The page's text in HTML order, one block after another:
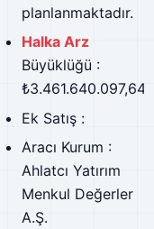
planlanmaktadır.
Halka Arz
Büyüklüğü :
₺3.461.640.097,64
Ek Satış :
Aracı Kurum :
Ahlatcı Yatırım
Menkul Değerler
A.Ş.